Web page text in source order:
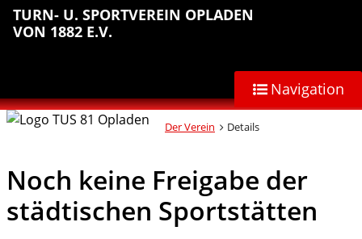
Sprungmarken
Inhalt
anspringen
Hauptnavigation
anspringen
Abteilungsnavigation
anspringen
Fußbereich
anspringen
TURN- U. SPORTVEREIN OPLADEN
VON 1882 E.V.
Navigation
Der Verein Details
Noch keine Freigabe der
städtischen Sportstätten